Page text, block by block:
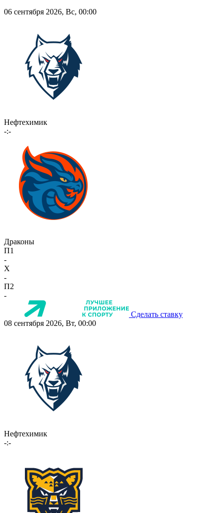
06 сентября 2026, Вс, 00:00
Нефтехимик
-:-
Драконы
П1
-
X
-
П2
-
Сделать ставку
08 сентября 2026, Вт, 00:00
Нефтехимик
-:-